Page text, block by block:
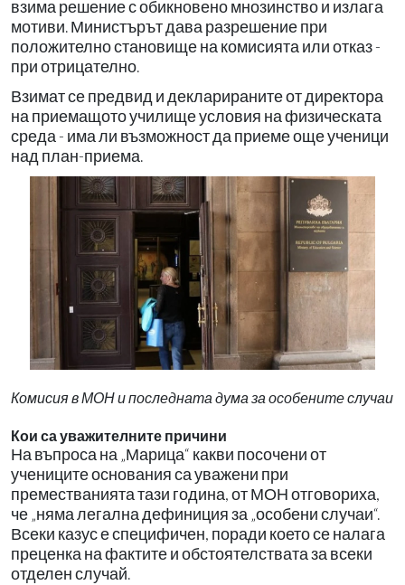
взима решение с обикновено мнозинство и излага
мотиви. Министърът дава разрешение при
положително становище на комисията или отказ -
при отрицателно.
Взимат се предвид и декларираните от директора
на приемащото училище условия на физическата
среда - има ли възможност да приеме още ученици
над план-приема.
Комисия в МОН и последната дума за особените случаи
Кои са уважителните причини
На въпроса на „Марица“ какви посочени от
учениците основания са уважени при
преместванията тази година, от МОН отговориха,
че „няма легална дефиниция за „особени случаи“.
Всеки казус е специфичен, поради което се налага
преценка на фактите и обстоятелствата за всеки
отделен случай.